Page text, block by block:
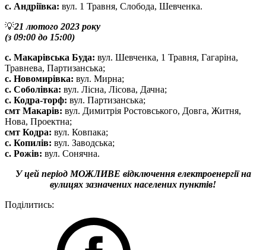
с. Андріївка: вул. 1 Травня, Слобода, Шевченка.
💡21 лютого 2023 року
(з 09:00 до 15:00)
с. Макарівська Буда: вул. Шевченка, 1 Травня, Гагаріна,
Травнева, Партизанська;
с. Новомирівка: вул. Мирна;
с. Соболівка: вул. Лісна, Лісова, Дачна;
с. Кодра-торф: вул. Партизанська;
смт Макарів: вул. Димитрія Ростовського, Довга, Житня,
Нова, Проектна;
смт Кодра: вул. Ковпака;
с. Копилів: вул. Заводська;
с. Рожів: вул. Сонячна.
У цей період МОЖЛИВЕ відключення електроенергії на
вулицях зазначених населених пунктів!
Поділитись: